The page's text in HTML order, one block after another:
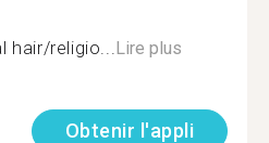
hair/religio...Lire plus
Obtenir l'appli